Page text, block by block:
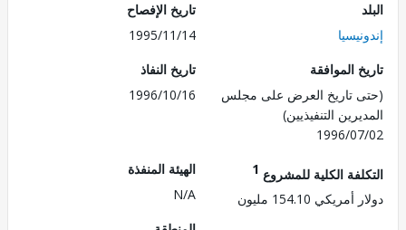
تاريخ الإفصاح
1995/11/14
الموافقة
تاريخ العرض على مجلس
التنفيذيين)
1996/
تاريخ النفاذ
1996/10/16
الكلية للمشروع1
154.10 مليون
الهيئة المنفذة